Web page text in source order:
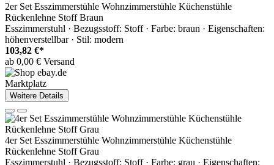
2er Set Esszimmerstühle Wohnzimmerstühle Küchenstühle
Rückenlehne Stoff Braun
Esszimmerstuhl · Bezugsstoff: Stoff · Farbe: braun · Eigenschaften:
höhenverstellbar · Stil: modern
103,82 €*
ab 0,00 € Versand
Marktplatz
Weitere Details
4er Set Esszimmerstühle Wohnzimmerstühle Küchenstühle
Rückenlehne Stoff Grau
Esszimmerstuhl · Bezugsstoff: Stoff · Farbe: grau · Eigenschaften: